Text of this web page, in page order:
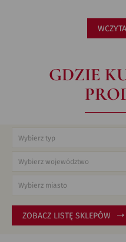
GDZIE
ZOBACZ LISTĘ SKLEPÓW